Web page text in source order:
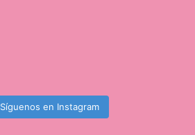
Síguenos en Instagram